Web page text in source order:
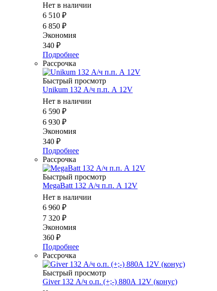
Нет в наличии
6 510 ₽
6 850 ₽
Экономия
340 ₽
Подробнее
Рассрочка
Быстрый просмотр
Unikum 132 А/ч п.п. А 12V
Нет в наличии
6 590 ₽
6 930 ₽
Экономия
340 ₽
Подробнее
Рассрочка
Быстрый просмотр
MegaBatt 132 А/ч п.п. А 12V
Нет в наличии
6 960 ₽
7 320 ₽
Экономия
360 ₽
Подробнее
Рассрочка
Быстрый просмотр
Giver 132 А/ч о.п. (+;-) 880А 12V (конус)